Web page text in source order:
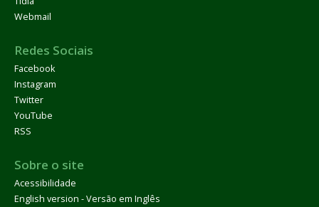
Webmail
Redes Sociais
Facebook
Instagram
Twitter
YouTube
RSS
Sobre o site
Acessibilidade
English version - Versão em Inglês